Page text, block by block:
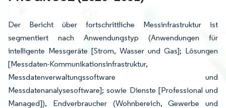
Der Bericht über fortschrittliche Messinfrastruktur ist
segmentiert nach Anwendungstyp (Anwendungen für
intelligente Messgeräte [Strom, Wasser und Gas]; Lösungen
[Messdaten-Kommunikationsinfrastruktur,
Messdatenverwaltungssoftware und
Messdatenanalysesoftware]; sowie Dienste [Professional und
Managed]), Endverbraucher (Wohnbereich, Gewerbe und